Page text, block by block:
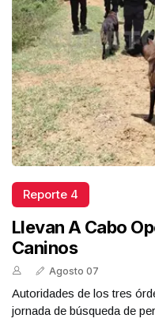
Reporte 4
Llevan A Cabo
Caninos
Agosto 07
Autoridades de los tres
jornada de búsqueda de